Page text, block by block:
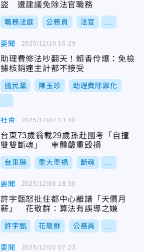
盜 遭建議免除法官職務
職務法庭 公務員 法官
要聞
助理費修法吵翻天！賴香伶爆：免檢
據核銷連主計都不接受
國民黨 陳玉珍 助理費除罪化
2025/12/10 16:29
社會
台東73歲翁載29歲孫赴國考「自撞
雙雙斷魂」 車體嚴重毀損
台東縣 重大車禍 斷魂
2025/12/07 13:40
要聞
許宇甄怒批住都中心離譜「天價月
薪」 花敬群：算法有誤導之嫌
許宇甄 花敬群 公務員
2025/12/06 18:30
要聞 2025/12/02 07:23